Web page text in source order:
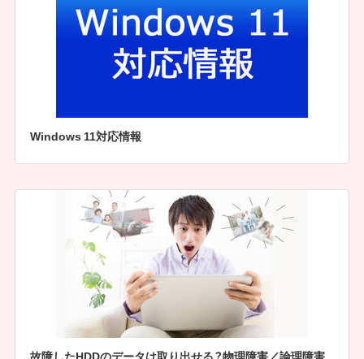
Windows 11対応情報